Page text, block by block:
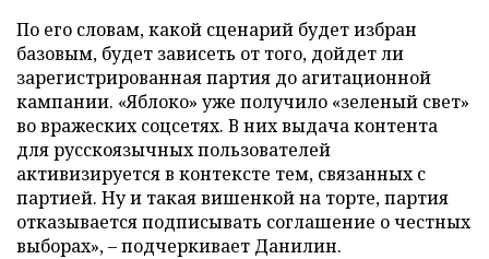
По его словам, какой сценарий будет избран
базовым, будет зависеть от того, дойдет ли
зарегистрированная партия до агитационной
кампании. «Яблоко» уже получило «зеленый свет»
во вражеских соцсетях. В них выдача контента
для русскоязычных пользователей
активизируется в контексте тем, связанных с
партией. Ну и такая вишенкой на торте, партия
отказывается подписывать соглашение о честных
выборах», – подчеркивает Данилин.